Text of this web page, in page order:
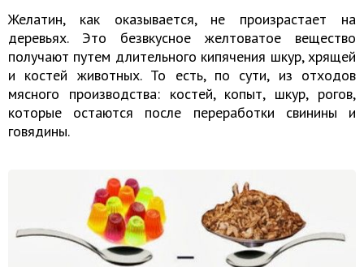
Желатин, как оказывается, не произрастает на
деревьях. Это безвкусное желтоватое вещество
получают путем длительного кипячения шкур, хрящей
и костей животных. То есть, по сути, из отходов
мясного производства: костей, копыт, шкур, рогов,
которые остаются после переработки свинины и
говядины.